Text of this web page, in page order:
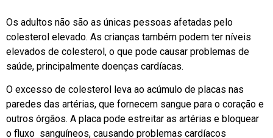
Os adultos não são as únicas pessoas afetadas pelo
colesterol elevado. As crianças também podem ter níveis
elevados de colesterol, o que pode causar problemas de
saúde, principalmente doenças cardíacas.
O excesso de colesterol leva ao acúmulo de placas nas
paredes das artérias, que fornecem sangue para o coração e
outros órgãos. A placa pode estreitar as artérias e bloquear
o fluxo sanguíneos, causando problemas cardíacos